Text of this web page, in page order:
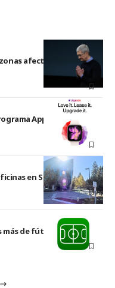
afectadas por los
Apple Upgrade
en Sunnyvale
de fútbol